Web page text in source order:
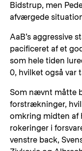
Bidstrup, men
afværgede
AaB’s aggressive
pacificeret af et
som hele tiden
0, hvilket også var
Som nævnt måtte
forstrækninger,
omkring midten af
rokeringer i
venstre back,